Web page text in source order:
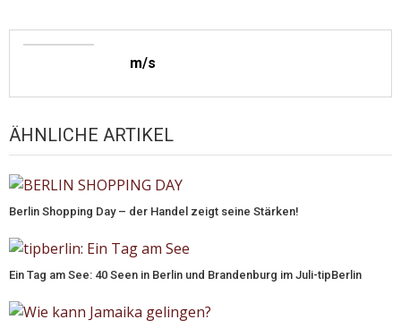
m/s
ÄHNLICHE ARTIKEL
Berlin Shopping Day – der Handel zeigt seine Stärken!
Ein Tag am See: 40 Seen in Berlin und Brandenburg im Juli-tipBerlin